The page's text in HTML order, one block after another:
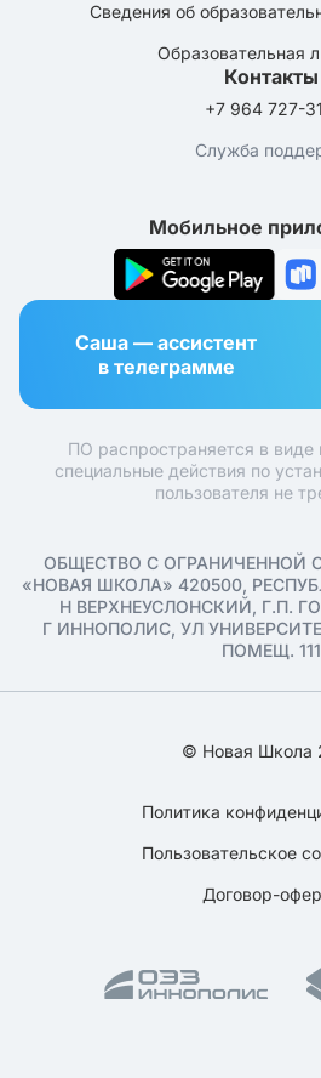
Сведения об
Образовательная
Контакты
+7 964 727-
Служба
Мобильное
Саша — ассистент
в телеграмме
ПО распространяется в виде
специальные действия по
пользователя не
ОБЩЕСТВО С ОГРАНИЧЕННОЙ
«НОВАЯ ШКОЛА» 420500,
Н ВЕРХНЕУСЛОНСКИЙ, Г.П.
Г ИННОПОЛИС, УЛ
ПОМЕЩ. 111
© Новая Школа
Политика
Пользовательское
Договор-